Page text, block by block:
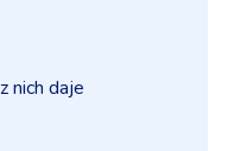
nich daje